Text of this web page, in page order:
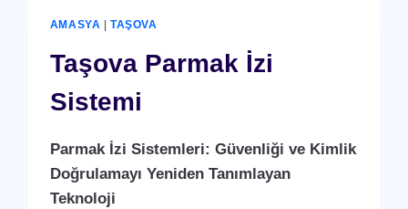
SISTEMI
AMASYA |TAŞOVA
Taşova Parmak İzi
Sistemi
Parmak İzi Sistemleri: Güvenliği ve Kimlik
Doğrulamayı Yeniden Tanımlayan
Teknoloji